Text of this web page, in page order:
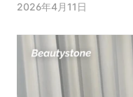
2026年4月11日